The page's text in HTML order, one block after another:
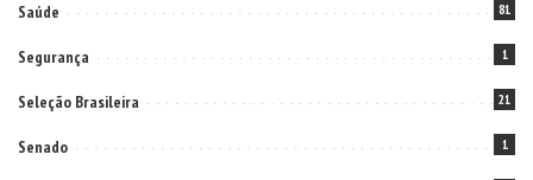
Saúde 81
Segurança 1
Seleção Brasileira 21
Senado 1